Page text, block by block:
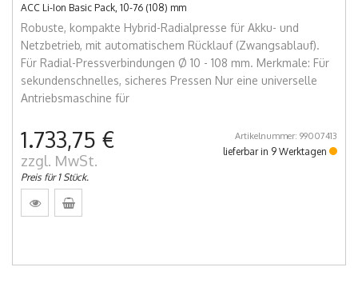
ACC Li-Ion Basic Pack, 10-76 (108) mm
Robuste, kompakte Hybrid-Radialpresse für Akku- und
Netzbetrieb, mit automatischem Rücklauf (Zwangsablauf).
Für Radial-Pressverbindungen Ø 10 - 108 mm. Merkmale: Für
sekundenschnelles, sicheres Pressen Nur eine universelle
Antriebsmaschine für
1.733,75 €
zzgl. MwSt.
Preis für 1 Stück.
Artikelnummer: 99007413
lieferbar in 9 Werktagen